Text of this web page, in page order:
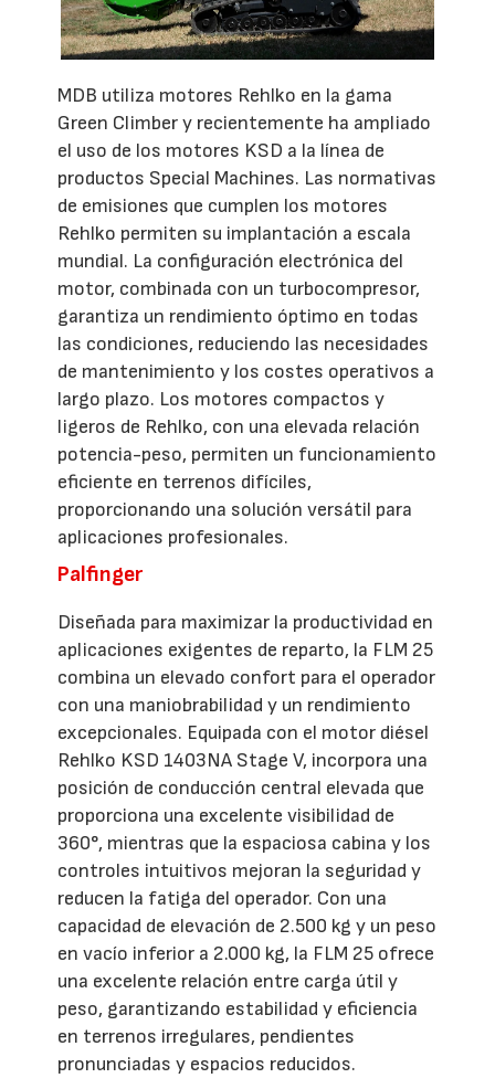
MDB utiliza motores Rehlko en la gama
Green Climber y recientemente ha ampliado
el uso de los motores KSD a la línea de
productos Special Machines. Las normativas
de emisiones que cumplen los motores
Rehlko permiten su implantación a escala
mundial. La configuración electrónica del
motor, combinada con un turbocompresor,
garantiza un rendimiento óptimo en todas
las condiciones, reduciendo las necesidades
de mantenimiento y los costes operativos a
largo plazo. Los motores compactos y
ligeros de Rehlko, con una elevada relación
potencia-peso, permiten un funcionamiento
eficiente en terrenos difíciles,
proporcionando una solución versátil para
aplicaciones profesionales.
Palfinger
Diseñada para maximizar la productividad en
aplicaciones exigentes de reparto, la FLM 25
combina un elevado confort para el operador
con una maniobrabilidad y un rendimiento
excepcionales. Equipada con el motor diésel
Rehlko KSD 1403NA Stage V, incorpora una
posición de conducción central elevada que
proporciona una excelente visibilidad de
360°, mientras que la espaciosa cabina y los
controles intuitivos mejoran la seguridad y
reducen la fatiga del operador. Con una
capacidad de elevación de 2.500 kg y un peso
en vacío inferior a 2.000 kg, la FLM 25 ofrece
una excelente relación entre carga útil y
peso, garantizando estabilidad y eficiencia
en terrenos irregulares, pendientes
pronunciadas y espacios reducidos.